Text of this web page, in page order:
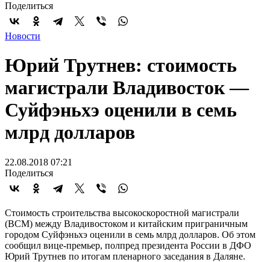
Поделиться
Новости
Юрий Трутнев: стоимость
магистрали Владивосток —
Суйфэньхэ оценили в семь
млрд долларов
22.08.2018 07:21
Поделиться
Стоимость строительства высокоскоростной магистрали
(ВСМ) между Владивостоком и китайским приграничным
городом Суйфэньхэ оценили в семь млрд долларов. Об этом
сообщил вице-премьер, полпред президента России в ДФО
Юрий Трутнев по итогам пленарного заседания в Даляне.